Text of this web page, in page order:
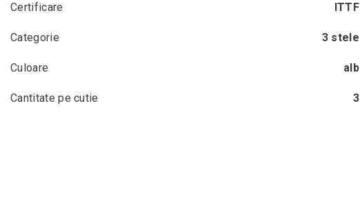
Certificare ITTF
Categorie 3 stele
Culoare alb
Сantitate pe cutie 3